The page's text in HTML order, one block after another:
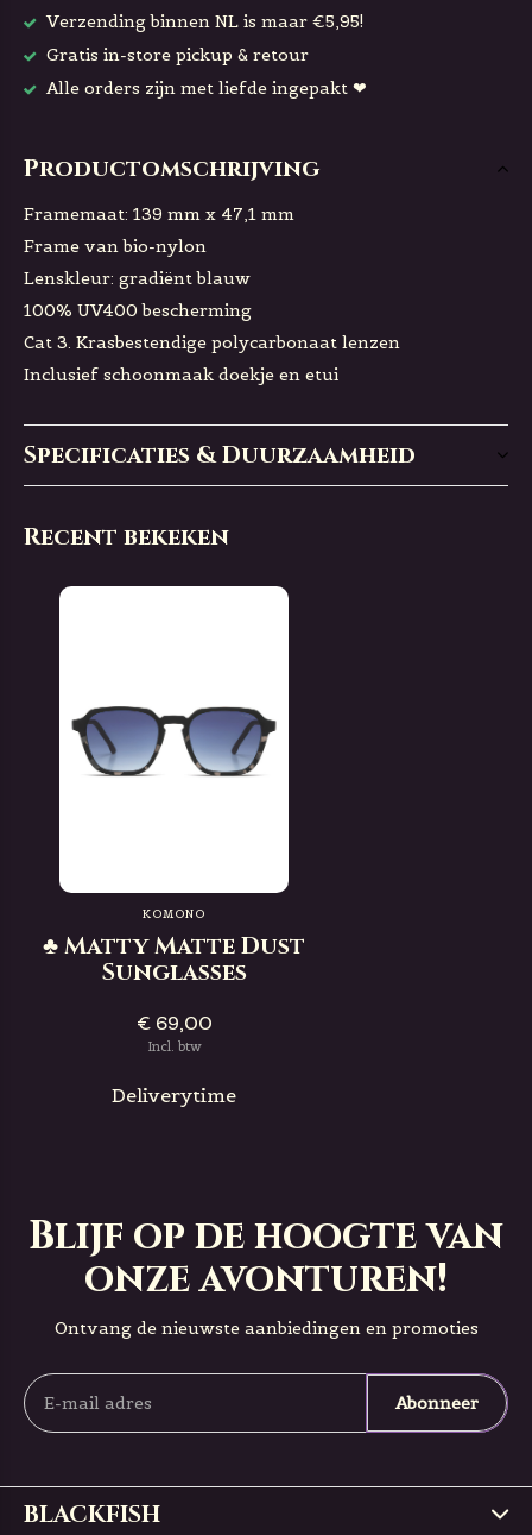
Verzending binnen NL is maar €5,95!
Gratis in-store pickup & retour
Alle orders zijn met liefde ingepakt ❤
Productomschrijving
Framemaat: 139 mm x 47,1 mm
Frame van bio-nylon
Lenskleur: gradiënt blauw
100% UV400 bescherming
Cat 3. Krasbestendige polycarbonaat lenzen
Inclusief schoonmaak doekje en etui
Specificaties & Duurzaamheid
Recent bekeken
KOMONO
♣ Matty Matte Dust
Sunglasses
€ 69,00
Incl. btw
Deliverytime
Blijf op de hoogte van
onze avonturen!
Ontvang de nieuwste aanbiedingen en promoties
Abonneer
BLACKFISH